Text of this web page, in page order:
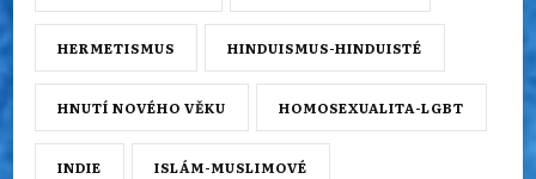
HERMETISMUS HINDUISMUS-HINDUISTÉ
HNUTÍ NOVÉHO VĚKU HOMOSEXUALITA-LGBT
INDIE ISLÁM-MUSLIMOVÉ